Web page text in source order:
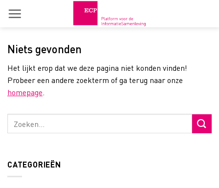
Niets gevonden
Het lijkt erop dat we deze pagina niet konden vinden!
Probeer een andere zoekterm of ga terug naar onze
homepage
CATEGORIEËN